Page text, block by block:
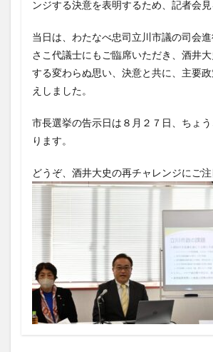
ンジする決意を表明するため、記者会見
当日は、わたなべ忠司立川市議の司会
さこ代議士にもご臨席いただき、酒井
する変わらぬ思い、決意と共に、主要
えしました。
市長選挙の告示日は８月２７日、ちょ
ります。
どうぞ、酒井大史の再チャレンジにご注